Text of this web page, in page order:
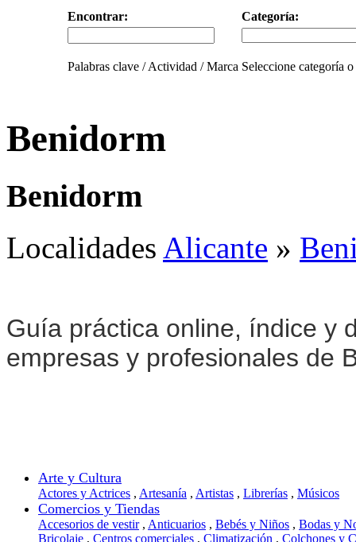
Encontrar: Categoría:
Palabras clave / Actividad / Marca Seleccione categoría
Benidorm
Benidorm
Localidades Alicante »
Guía práctica online, índice y
empresas y profesionales de
Arte y Cultura
Actores y Actrices , Artesanía , Artistas , Librerías , Músicos
Comercios y Tiendas
Accesorios de vestir, Anticuarios , Bebés y Niños , Bodas y
Bricolaje , Centros comerciales , Climatización , Colchones y